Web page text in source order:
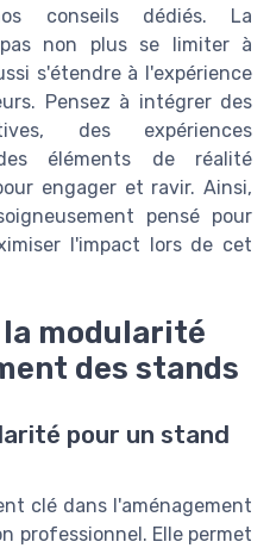
conseils dédiés. La
non plus se limiter à
s'étendre à l'expérience
Pensez à intégrer des
des expériences
éléments de réalité
engager et ravir. Ainsi,
pensé pour
l'impact lors de cet
modularité
des stands
pour un stand
clé dans l'aménagement
professionnel. Elle permet